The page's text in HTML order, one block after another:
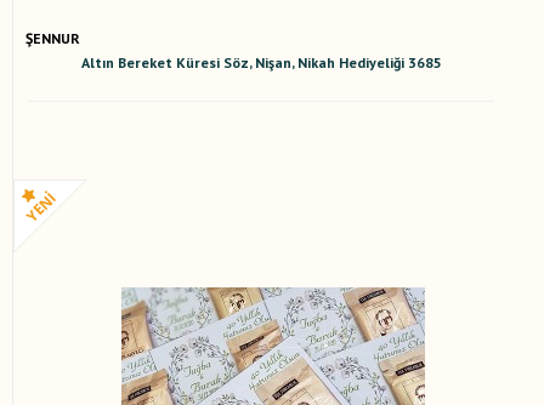
ŞENNUR
Altın Bereket Küresi Söz, Nişan, Nikah Hediyeliği 3685